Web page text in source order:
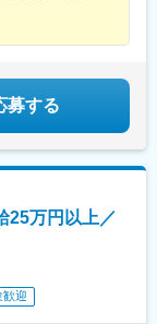
募する
25万円以上／
歓迎